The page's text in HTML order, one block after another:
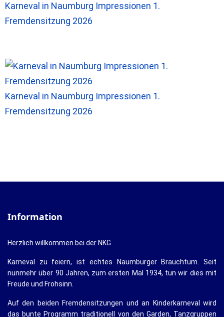
Karneval in Naumburg Impressionen 1.
Fremdensitzung 2026
Karneval in Naumburg Impressionen 1.
Fremdensitzung 2026
Information
Herzlich willkommen bei der NKG
Karneval zu feiern, ist echtes Naumburger Brauchtum. Seit
nunmehr über 90 Jahren, zum ersten Mal 1934, tun wir dies mit
Freude und Frohsinn.
Auf den beiden Fremdensitzungen und an Kinderkarneval wird
das bunte Programm traditionell von den Garden, Tanzgruppen